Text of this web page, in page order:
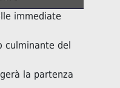
immediate
culminante del
la partenza